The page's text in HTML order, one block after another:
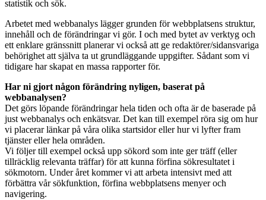
statistik och sök.
Arbetet med webbanalys lägger grunden för webbplatsens struktur,
innehåll och de förändringar vi gör. I och med bytet av verktyg och
ett enklare gränssnitt planerar vi också att ge redaktörer/sidansvariga
behörighet att själva ta ut grundläggande uppgifter. Sådant som vi
tidigare har skapat en massa rapporter för.
Har ni gjort någon förändring nyligen, baserat på
webbanalysen?
Det görs löpande förändringar hela tiden och ofta är de baserade på
just webbanalys och enkätsvar. Det kan till exempel röra sig om hur
vi placerar länkar på våra olika startsidor eller hur vi lyfter fram
tjänster eller hela områden.
Vi följer till exempel också upp sökord som inte ger träff (eller
tillräcklig relevanta träffar) för att kunna förfina sökresultatet i
sökmotorn. Under året kommer vi att arbeta intensivt med att
förbättra vår sökfunktion, förfina webbplatsens menyer och
navigering.